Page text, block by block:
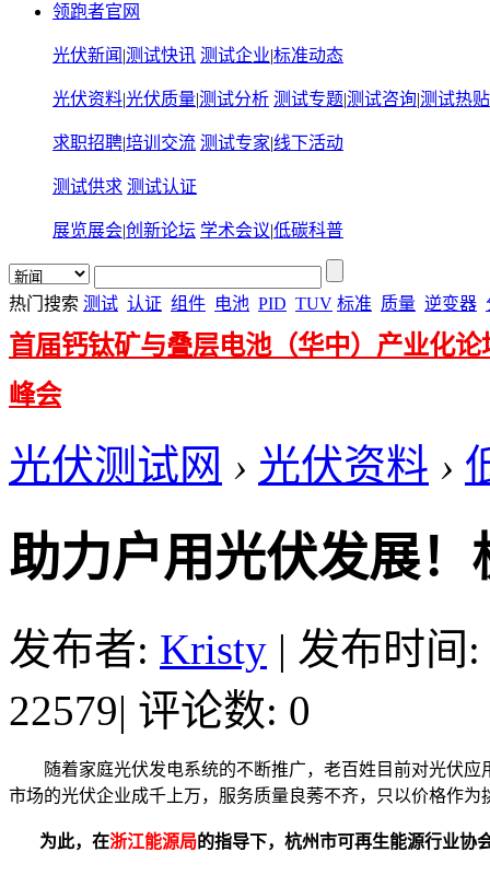
领跑者官网
光伏新闻 |测试快讯 测试企业|标准动态
光伏资料|光伏质量|测试分析 测试专题|测试咨询|测试热贴
求职招聘|培训交流 测试专家|线下活动
测试供求 测试认证
展览展会|创新论坛 学术会议|低碳科普
热门搜索 测试 认证 组件 电池 PID TUV 标准 质量 逆变器
首届钙钛矿与叠层电池（华中）产业化论
峰会
光伏测试网 › 光伏资料 ›
助力户用光伏发展
发布者: Kristy | 发布时间:
22579| 评论数: 0
随着家庭光伏发电系统的不断推广，老百姓目前对光伏应
市场的光伏企业成千上万，服务质量良莠不齐，只以价格作
为此，在浙江能源局的指导下，杭州市可再生能源行业协